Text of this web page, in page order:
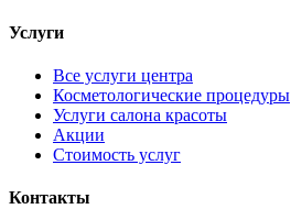
Услуги
Все услуги центра
Косметологические процедуры
Услуги салона красоты
Акции
Стоимость услуг
Контакты